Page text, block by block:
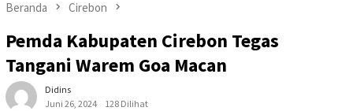
Beranda Cirebon
Pemda Kabupaten Cirebon Tegas
Tangani Warem Goa Macan
Didins
Juni 26, 2024
128 Dilihat